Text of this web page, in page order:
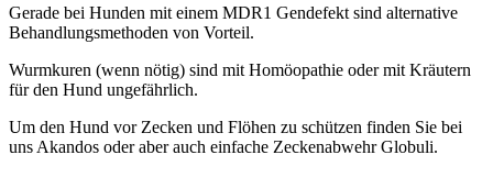
Gerade bei Hunden mit einem MDR1 Gendefekt sind alternative
Behandlungsmethoden von Vorteil.
Wurmkuren (wenn nötig) sind mit Homöopathie oder mit Kräutern
für den Hund ungefährlich.
Um den Hund vor Zecken und Flöhen zu schützen finden Sie bei
uns Akandos oder aber auch einfache Zeckenabwehr Globuli.